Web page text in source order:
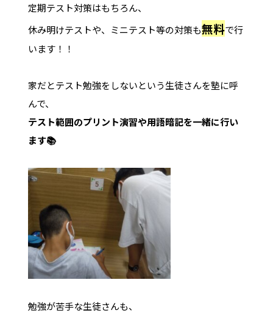
定期テスト対策はもちろん、
休み明けテストや、ミニテスト等の対策も無料で行
います！！
家だとテスト勉強をしないという生徒さんを塾に呼
んで、
テスト範囲のプリント演習や用語暗記を一緒に行い
ます📚
勉強が苦手な生徒さんも、